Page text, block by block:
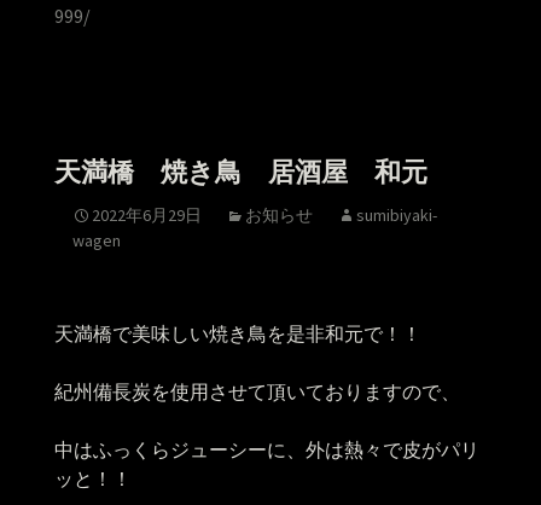
999/
天満橋 焼き鳥 居酒屋 和元
2022年6月29日 お知らせ
sumibiyaki-
wagen
天満橋で美味しい焼き鳥を是非和元で！！
紀州備長炭を使用させて頂いておりますので、
中はふっくらジューシーに、外は熱々で皮がパリ
ッと！！